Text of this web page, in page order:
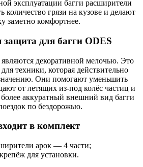
эксплуатации багги расширители
количество грязи на кузове и делают
заметно комфортнее.
для багги ODES
декоративной мелочью. Это
техники, которая действительно
Они помогают уменьшить
от летящих из-под колёс частиц и
аккуратный внешний вид багги
по бездорожью.
в комплект
арок — 4 части;
крепёж для установки.